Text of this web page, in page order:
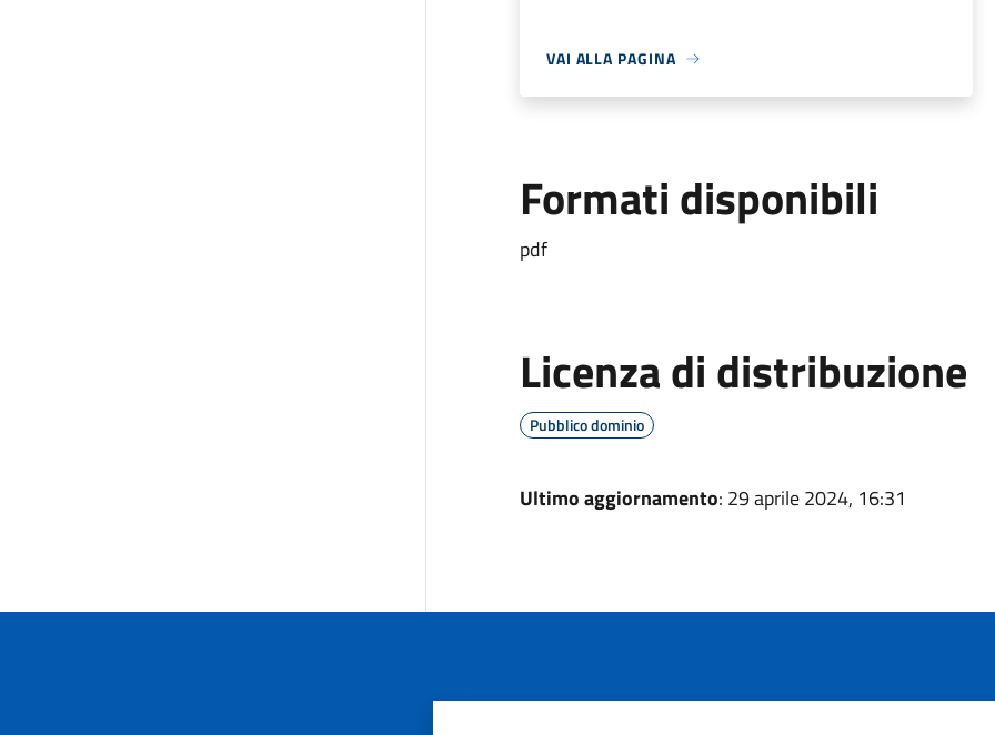
VAI ALLA PAGINA
Formati disponibili
pdf
Licenza di distribuzione
Pubblico dominio
Ultimo aggiornamento: 29 aprile 2024, 16:31